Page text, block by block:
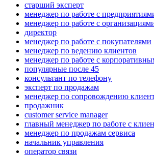
старший эксперт
менеджер по работе с
менеджер по работе с
директор
менеджер по работе с покупателями
менеджер по ведению клиентов
менеджер по работе с
популярные после 45
консультант по телефону
эксперт по продажам
менеджер по сопровождению
продажник
customer service manager
главный менеджер по работе с
менеджер по продажам сервиса
начальник управления
оператор связи